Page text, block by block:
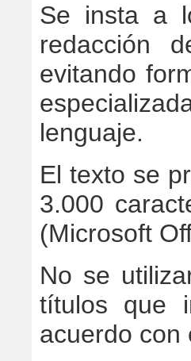
Se insta a
redacción
evitando
lenguaje.
El texto se
3.000
(Microsoft
No se
títulos que
acuerdo con